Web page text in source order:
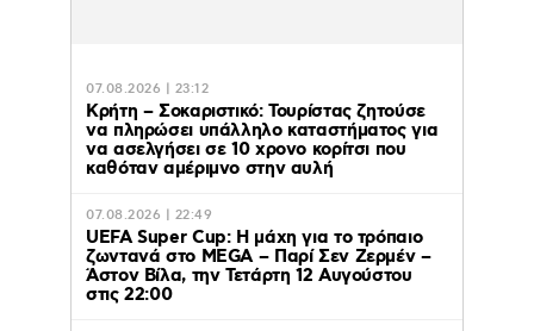
07.08.2026 | 23:12
Κρήτη – Σοκαριστικό: Τουρίστας ζητούσε
να πληρώσει υπάλληλο καταστήματος για
να ασελγήσει σε 10 χρονο κορίτσι που
καθόταν αμέριμνο στην αυλή
07.08.2026 | 22:49
UEFA Super Cup: Η μάχη για το τρόπαιο
ζωντανά στο MEGA – Παρί Σεν Ζερμέν –
Άστον Βίλα, την Τετάρτη 12 Αυγούστου
στις 22:00